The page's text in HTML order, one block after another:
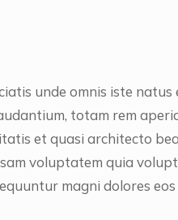
unde omnis iste
totam rem
et quasi architecto
voluptatem quia
magni dolores